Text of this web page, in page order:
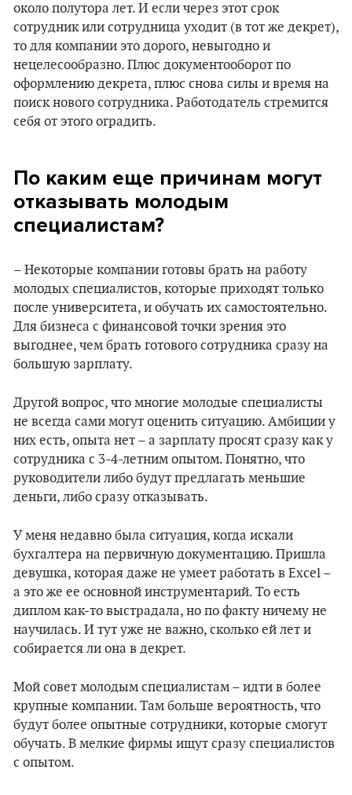
около полутора лет. И если через этот срок
сотрудник или сотрудница уходит (в тот же декрет),
то для компании это дорого, невыгодно и
нецелесообразно. Плюс документооборот по
оформлению декрета, плюс снова силы и время на
поиск нового сотрудника. Работодатель стремится
себя от этого оградить.
По каким еще причинам могут
отказывать молодым
специалистам?
– Некоторые компании готовы брать на работу
молодых специалистов, которые приходят только
после университета, и обучать их самостоятельно.
Для бизнеса с финансовой точки зрения это
выгоднее, чем брать готового сотрудника сразу на
большую зарплату.
Другой вопрос, что многие молодые специалисты
не всегда сами могут оценить ситуацию. Амбиции у
них есть, опыта нет – а зарплату просят сразу как у
сотрудника с 3-4-летним опытом. Понятно, что
руководители либо будут предлагать меньшие
деньги, либо сразу отказывать.
У меня недавно была ситуация, когда искали
бухгалтера на первичную документацию. Пришла
девушка, которая даже не умеет работать в Excel –
а это же ее основной инструментарий. То есть
диплом как-то выстрадала, но по факту ничему не
научилась. И тут уже не важно, сколько ей лет и
собирается ли она в декрет.
Мой совет молодым специалистам – идти в более
крупные компании. Там больше вероятность, что
будут более опытные сотрудники, которые смогут
обучать. В мелкие фирмы ищут сразу специалистов
с опытом.